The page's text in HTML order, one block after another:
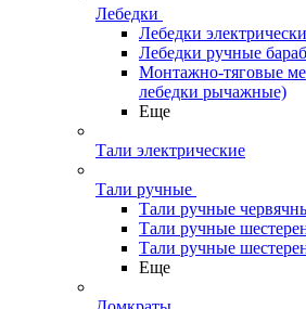
Лебедки
Лебедки
Лебедки ручные
Монтажно-тяговые
лебедки рычажные)
Еще
Тали электрические
Тали ручные
Тали ручные
Тали ручные
Тали ручные
Еще